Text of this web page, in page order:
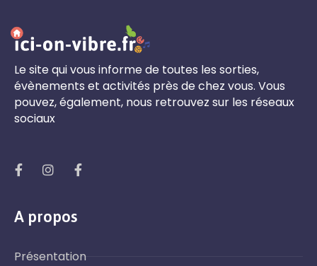
Le site qui vous informe de toutes les sorties,
évènements et activités près de chez vous. Vous
pouvez, également, nous retrouvez sur les réseaux
sociaux
A propos
Présentation